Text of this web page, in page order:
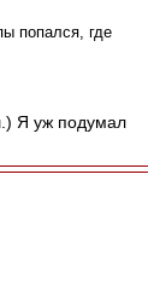
попался, где
Я уж подумал